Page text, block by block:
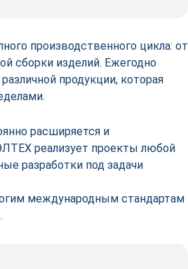
производственного цикла: от
сборки изделий. Ежегодно
продукции, которая
расширяется и
реализует проекты любой
разработки под задачи
международным стандартам